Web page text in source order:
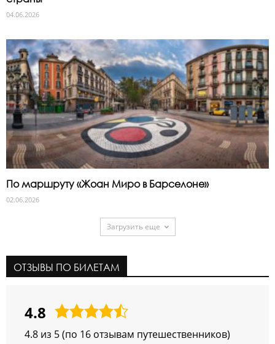
04.06.2026
По маршруту «Жоан Миро в Барселоне»
02.06.2026
Загрузить еще
ОТЗЫВЫ ПО БИЛЕТАМ
4.8
4,8
4.8 из 5 (по 16 отзывам путешественников)